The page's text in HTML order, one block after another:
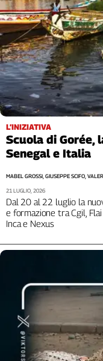
L’INIZIATIVA
Scuola di Gorée,
Senegal e Italia
Dal 20 al 22 luglio la
e formazione tra Cgil,
Inca e Nexus
MABEL GROSSI, GIUSEPPE SCIFO,
21 LUGLIO, 2026